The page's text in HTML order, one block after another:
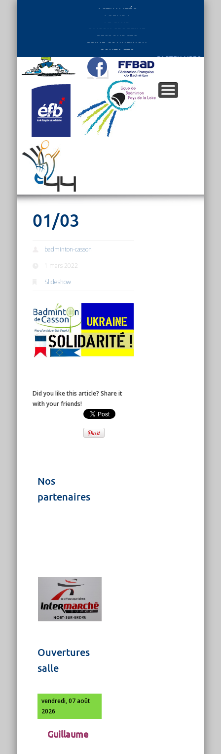
ACTUALITÉS
AGENDA
LE CLUB
SAISON SPORTIVE
RESSOURCES
PRIVE CONNEXION
CONTACTS
PARTENAIRES
01/03
badminton-casson
1 mars 2022
Slideshow
Did you like this article? Share it
with your friends!
Nos
partenaires
Ouvertures
salle
vendredi, 07 août
2026
Guillaume